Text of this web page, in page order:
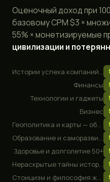
Оценочный доход при
базовому CPM $3 ×
55% × монетизируемые
цивилизации и
Финансы
Технологии и гаджеты
Бизнес
Здоровье и долголетие 50+